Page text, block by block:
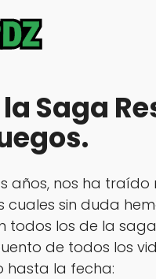
Saga
años, nos ha traído
cuales sin duda
todos los de la saga
de todos los
hasta la fecha: